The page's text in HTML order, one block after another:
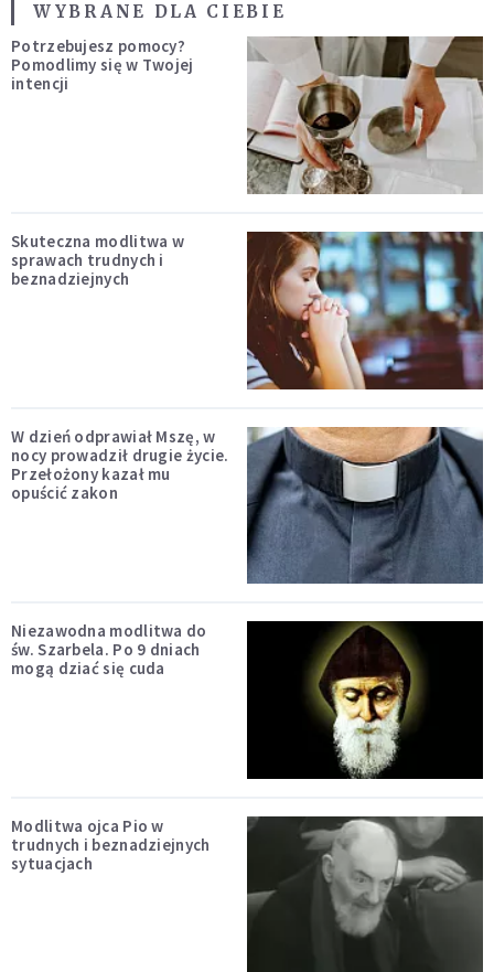
WYBRANE DLA CIEBIE
Potrzebujesz pomocy?
Pomodlimy się w Twojej
intencji
Skuteczna modlitwa w
sprawach trudnych i
beznadziejnych
W dzień odprawiał Mszę, w
nocy prowadził drugie życie.
Przełożony kazał mu
opuścić zakon
Niezawodna modlitwa do
św. Szarbela. Po 9 dniach
mogą dziać się cuda
Modlitwa ojca Pio w
trudnych i beznadziejnych
sytuacjach